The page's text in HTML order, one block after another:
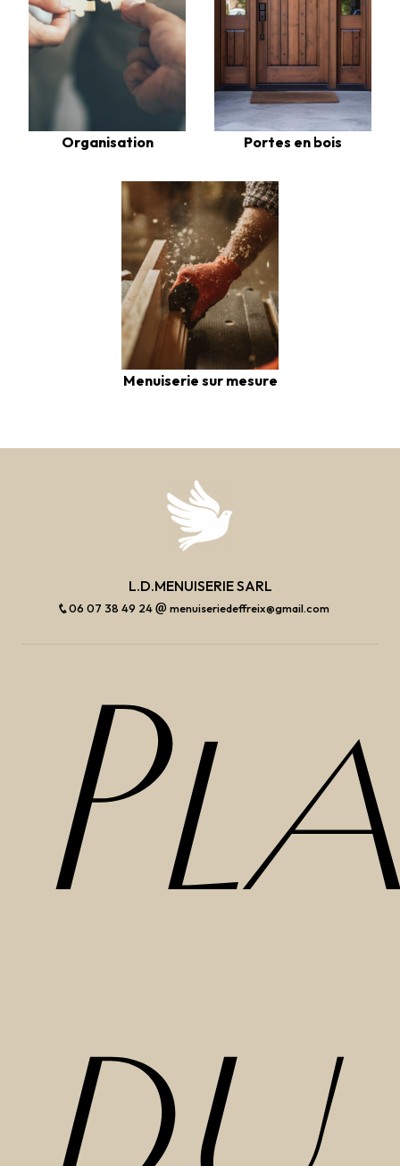
Organisation Portes en bois
Menuiserie sur mesure
L.D.MENUISERIE SARL
06 07 38 49 24 menuiseriedeffreix@gmail.com